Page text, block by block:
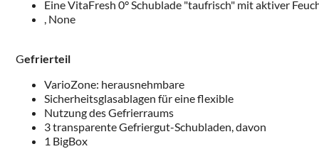
Eine VitaFresh 0° Schublade "taufrisch" mit aktiver
, None
Gefrierteil
VarioZone: herausnehmbare
Sicherheitsglasablagen für eine flexible
Nutzung des Gefrierraums
3 transparente Gefriergut-Schubladen, davon
1 BigBox